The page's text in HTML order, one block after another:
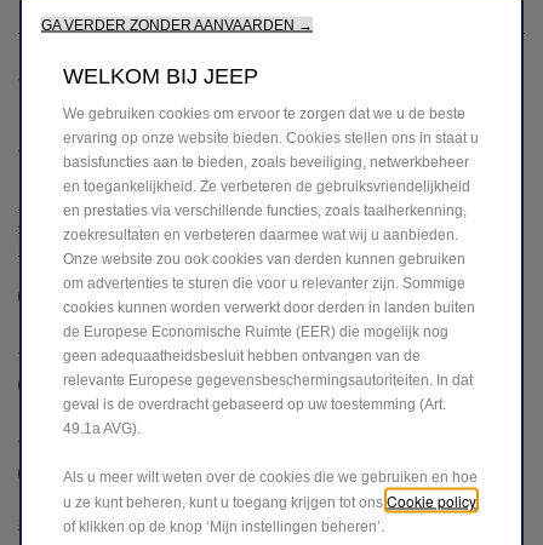
* Verplicht veld
TOESTEMMING
Door de bovenstaande informatie te versturen, bevestig ik dat ik het
Privacy Beleid heb gelezen en begrepen en toestemming geef voor
de verwerking van mijn informatie zoals hierin beschreven en zoals
Ik geef toestemming Ik geef geen toestemming
Blijf in contact!
Ik geef toestemming Ik geef geen toestemming
Krijg betere deals!
Ik geef toestemming Ik geef geen toestemming
Sluit je aan bij onze partners!
GA VERDER ZONDER AANVAARDEN →
WELKOM BIJ JEEP
We gebruiken cookies om ervoor te zorgen dat we u de beste
ervaring op onze website bieden. Cookies stellen ons in staat u
basisfuncties aan te bieden, zoals beveiliging, netwerkbeheer
en toegankelijkheid. Ze verbeteren de gebruiksvriendelijkheid
en prestaties via verschillende functies, zoals taalherkenning,
zoekresultaten en verbeteren daarmee wat wij u aanbieden.
Onze website zou ook cookies van derden kunnen gebruiken
om advertenties te sturen die voor u relevanter zijn. Sommige
cookies kunnen worden verwerkt door derden in landen buiten
de Europese Economische Ruimte (EER) die mogelijk nog
geen adequaatheidsbesluit hebben ontvangen van de
relevante Europese gegevensbeschermingsautoriteiten. In dat
geval is de overdracht gebaseerd op uw toestemming (Art.
49.1a AVG).
Als u meer wilt weten over de cookies die we gebruiken en hoe
u ze kunt beheren, kunt u toegang krijgen tot ons Cookie policy
of klikken op de knop ‘Mijn instellingen beheren’.